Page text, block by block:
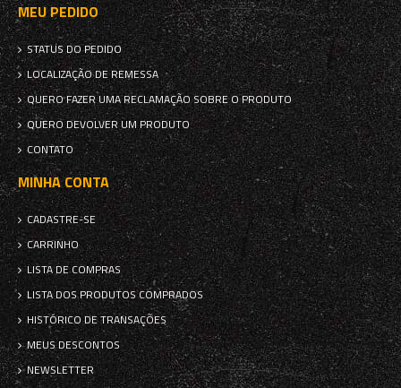
MEU PEDIDO
STATUS DO PEDIDO
LOCALIZAÇÃO DE REMESSA
QUERO FAZER UMA RECLAMAÇÃO SOBRE O PRODUTO
QUERO DEVOLVER UM PRODUTO
CONTATO
MINHA CONTA
CADASTRE-SE
CARRINHO
LISTA DE COMPRAS
LISTA DOS PRODUTOS COMPRADOS
HISTÓRICO DE TRANSAÇÕES
MEUS DESCONTOS
NEWSLETTER